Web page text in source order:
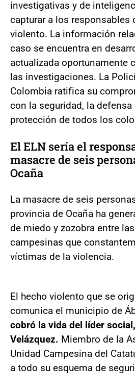
investigativas y de
capturar a los responsables
violento. La información
caso se encuentra en
actualizada oportunamente
las investigaciones. La
Colombia ratifica su
con la seguridad, la defensa
protección de todos los
El ELN sería el
masacre de seis
Ocaña
La masacre de seis
provincia de Ocaña ha
de miedo y zozobra entre
campesinas que
víctimas de la violencia.
El hecho violento que se
comunica el municipio de
cobró la vida del líder
Velázquez. Miembro de la
Unidad Campesina del
a todo su esquema de